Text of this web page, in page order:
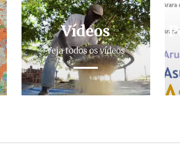
Vídeos
Veja todos os vídeos